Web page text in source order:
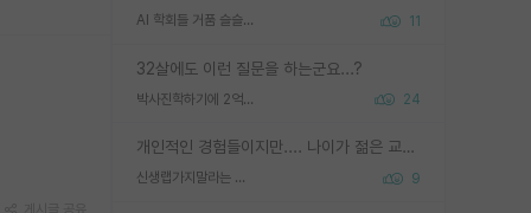
AI 학회들 거품 슬슬 지적이 나오네요 11
32살에도 이런 질문을 하는군요...?
박사진학하기에 2억은 괜찮은 (?) 정도의 경제력인가요 24
개인적인 경험들이지만.... 나이가 젊은 교수일수록 꼰대라는 가면을 쓴 채로 무례함을 행동하는 경우가 거의 90% 정도였음. 나이가 어린데 다른 또래들과 달리 명예, 권력, 재력까지 얻었으니 세상 다 가진 기분이겠지. 오히러 나이 든 교수들이 행동과 말을 더 조심하시더라.
신생랩가지말라는 이유가 있었구나 9